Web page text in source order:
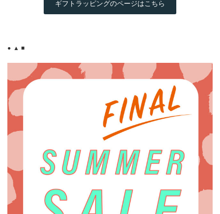
ギフトラッピングのページはこちら
● ▲ ■